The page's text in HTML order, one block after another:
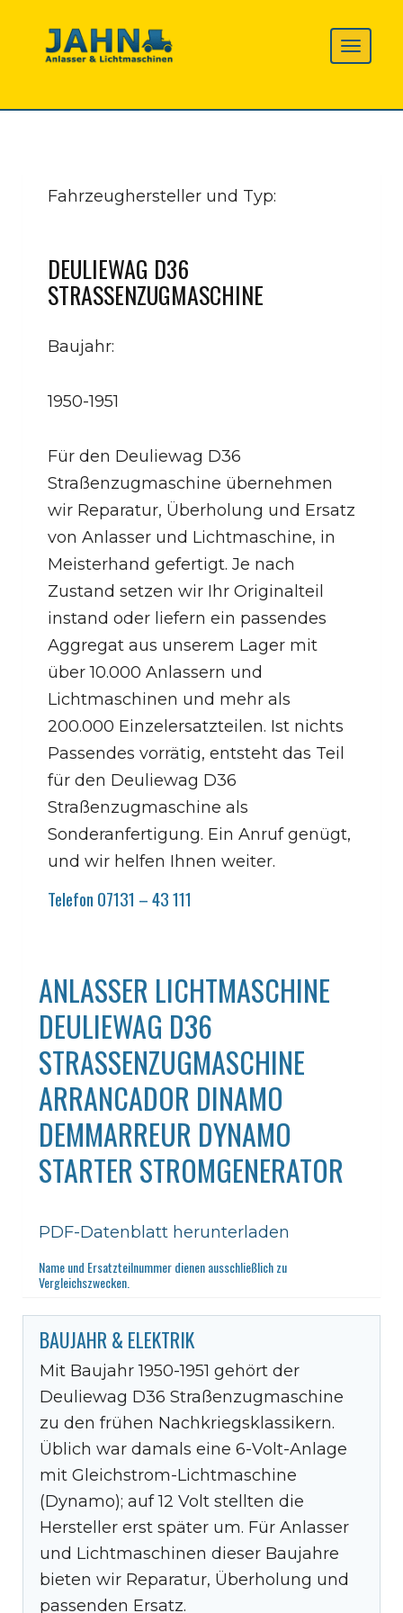
Fahrzeughersteller und Typ:
DEULIEWAG D36
STRASSENZUGMASCHINE
Baujahr:
1950-1951
Für den Deuliewag D36
Straßenzugmaschine übernehmen
wir Reparatur, Überholung und Ersatz
von Anlasser und Lichtmaschine, in
Meisterhand gefertigt. Je nach
Zustand setzen wir Ihr Originalteil
instand oder liefern ein passendes
Aggregat aus unserem Lager mit
über 10.000 Anlassern und
Lichtmaschinen und mehr als
200.000 Einzelersatzteilen. Ist nichts
Passendes vorrätig, entsteht das Teil
für den Deuliewag D36
Straßenzugmaschine als
Sonderanfertigung. Ein Anruf genügt,
und wir helfen Ihnen weiter.
Telefon 07131 – 43 111
ANLASSER LICHTMASCHINE
DEULIEWAG D36
STRASSENZUGMASCHINE
ARRANCADOR DINAMO
DEMMARREUR DYNAMO
STARTER STROMGENERATOR
PDF-Datenblatt herunterladen
Name und Ersatzteilnummer dienen ausschließlich zu
Vergleichszwecken.
BAUJAHR & ELEKTRIK
Mit Baujahr 1950-1951 gehört der
Deuliewag D36 Straßenzugmaschine
zu den frühen Nachkriegsklassikern.
Üblich war damals eine 6-Volt-Anlage
mit Gleichstrom-Lichtmaschine
(Dynamo); auf 12 Volt stellten die
Hersteller erst später um. Für Anlasser
und Lichtmaschinen dieser Baujahre
bieten wir Reparatur, Überholung und
passenden Ersatz.